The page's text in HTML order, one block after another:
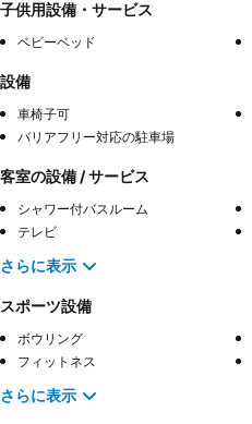
子供用設備・サービス
ベビーベッド
設備
車椅子可
バリアフリー対応の駐車場
客室の設備 / サービス
シャワー付バスルーム
テレビ
さらに表示
スポーツ設備
ボウリング
フィットネス
さらに表示